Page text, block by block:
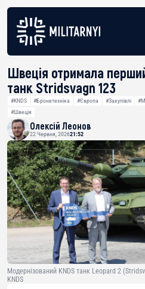
Швеція отримала
танк Stridsvagn 123
#KNDS #Бронетехніка #Європа #Закупівлі
#Швеція
Олексій Леонов
22 Червня, 202621:52
Модернізований KNDS танк Leopard 2
KNDS